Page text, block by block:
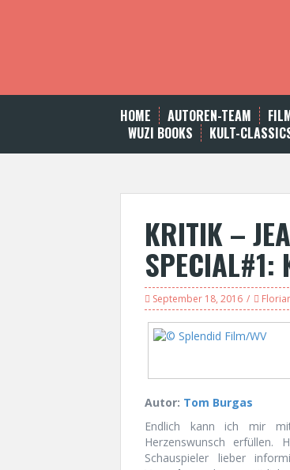
t
HOME AUTOREN-TEAM
WUZI BOOKS
KULT-
KRITIK –
SPECIAL#1:
September 18, 2016
Autor: Tom Burgas
Endlich kann ich mir
Herzenswunsch erfüllen.
Schauspieler lieber